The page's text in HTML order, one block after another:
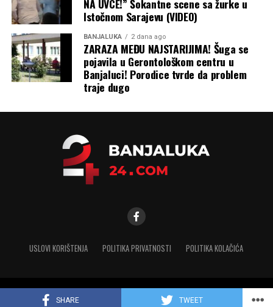
SHARE TWEET
NA UVCE!” Šokantne scene sa žurke u
Istočnom Sarajevu (VIDEO)
BANJALUKA 2 dana ago
ZARAZA MEĐU NAJSTARIJIMA! Šuga se
pojavila u Gerontološkom centru u
Banjaluci! Porodice tvrde da problem
traje dugo
USLOVI KORIŠTENJA POLITIKA PRIVATNOSTI POLITIKA KOLAČIĆA
Copyright © 2025 banjaluka-24.com. Sva prava zadržana